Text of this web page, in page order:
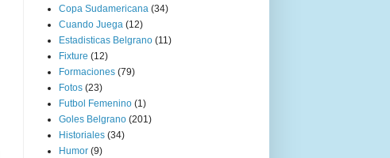
Copa Sudamericana (34)
Cuando Juega (12)
Estadisticas Belgrano (11)
Fixture (12)
Formaciones (79)
Fotos (23)
Futbol Femenino (1)
Goles Belgrano (201)
Historiales (34)
Humor (9)